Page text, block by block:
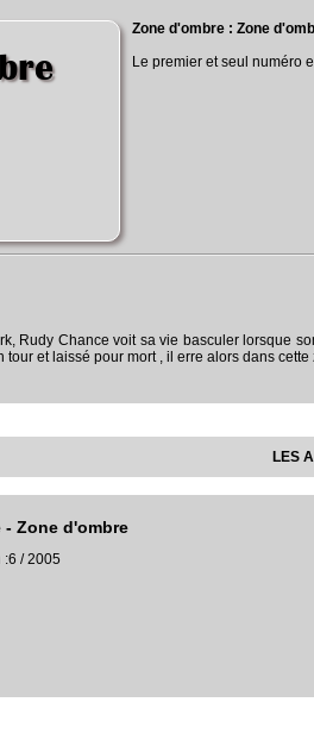
Zone d'ombre : Zone
Le premier et seul numéro
Rudy Chance voit sa vie basculer lorsque
tour et laissé pour mort , il erre alors dans
LES
- Zone d'ombre
:6 / 2005